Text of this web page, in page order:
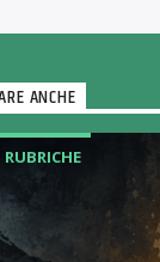
ANCHE
RUBRICHE